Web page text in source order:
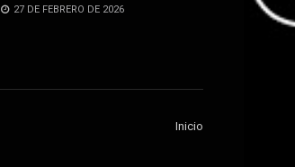
27 DE FEBRERO DE 2026
Inicio